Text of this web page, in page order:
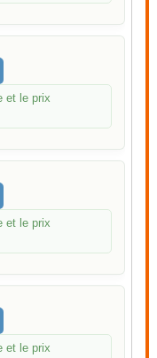
et le prix
et le prix
et le prix